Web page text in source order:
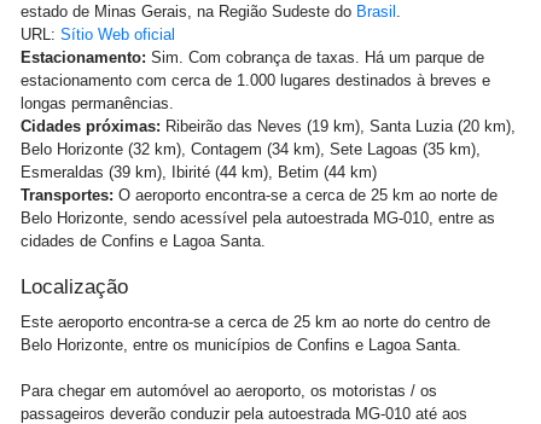
estado de Minas Gerais, na Região Sudeste do Brasil
URL: Sítio Web oficial
Estacionamento: Sim. Com cobrança de taxas. Há um parque de
estacionamento com cerca de 1.000 lugares destinados à breves e
longas permanências.
Cidades próximas: Ribeirão das Neves (19 km), Santa Luzia (20 km),
Belo Horizonte (32 km), Contagem (34 km), Sete Lagoas (35 km),
Esmeraldas (39 km), Ibirité (44 km), Betim (44 km)
Transportes: O aeroporto encontra-se a cerca de 25 km ao norte de
Belo Horizonte, sendo acessível pela autoestrada MG-010, entre as
cidades de Confins e Lagoa Santa.
Localização
Este aeroporto encontra-se a cerca de 25 km ao norte do centro de
Belo Horizonte, entre os municípios de Confins e Lagoa Santa.
Para chegar em automóvel ao aeroporto, os motoristas / os
passageiros deverão conduzir pela autoestrada MG-010 até aos